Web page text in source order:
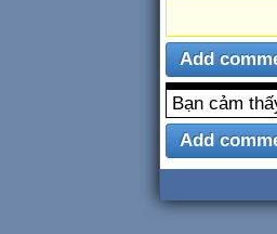
Bạn cảm